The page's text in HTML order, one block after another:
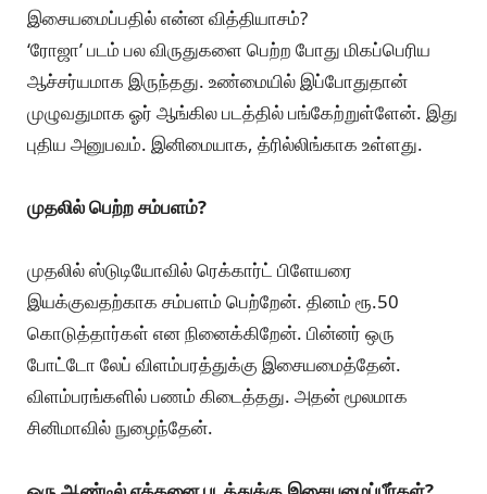
இசையமைப்பதில் என்ன வித்தியாசம்?
‘ரோஜா’ படம் பல விருதுகளை பெற்ற போது மிகப்பெரிய
ஆச்சர்யமாக இருந்தது. உண்மையில் இப்போதுதான்
முழுவதுமாக ஓர் ஆங்கில படத்தில் பங்கேற்றுள்ளேன். இது
புதிய அனுபவம். இனிமையாக, த்ரில்லிங்காக உள்ளது.
முதலில் பெற்ற சம்பளம்?
முதலில் ஸ்டுடியோவில் ரெக்கார்ட் பிளேயரை
இயக்குவதற்காக சம்பளம் பெற்றேன். தினம் ரூ.50
கொடுத்தார்கள் என நினைக்கிறேன். பின்னர் ஒரு
போட்டோ லேப் விளம்பரத்துக்கு இசையமைத்தேன்.
விளம்பரங்களில் பணம் கிடைத்தது. அதன் மூலமாக
சினிமாவில் நுழைந்தேன்.